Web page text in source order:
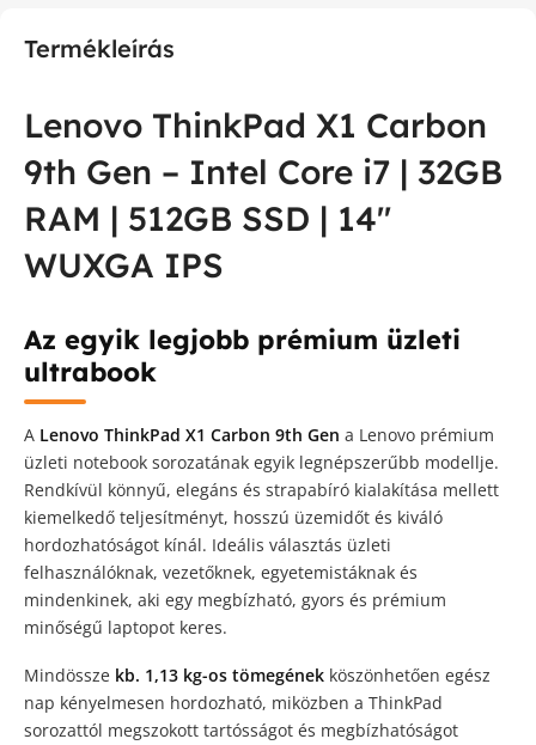
Termékleírás
Lenovo ThinkPad X1 Carbon
9th Gen – Intel Core i7 | 32GB
RAM | 512GB SSD | 14″
WUXGA IPS
Az egyik legjobb prémium üzleti
ultrabook
A Lenovo ThinkPad X1 Carbon 9th Gen a Lenovo prémium
üzleti notebook sorozatának egyik legnépszerűbb modellje.
Rendkívül könnyű, elegáns és strapabíró kialakítása mellett
kiemelkedő teljesítményt, hosszú üzemidőt és kiváló
hordozhatóságot kínál. Ideális választás üzleti
felhasználóknak, vezetőknek, egyetemistáknak és
mindenkinek, aki egy megbízható, gyors és prémium
minőségű laptopot keres.
Mindössze kb. 1,13 kg-os tömegének köszönhetően egész
nap kényelmesen hordozható, miközben a ThinkPad
sorozattól megszokott tartósságot és megbízhatóságot